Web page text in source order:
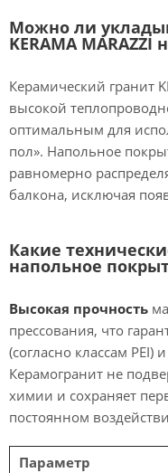
Можно ли
KERAMA
Керамический гранит
высокой
оптимальным для
пол». Напольное
равномерно
балкона, исключая
Какие
напольное
Высокая прочность
прессования, что
(согласно классам PEI)
Керамогранит не
химии и сохраняет
постоянном
Параметр